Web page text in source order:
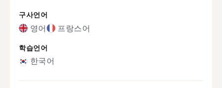
구사언어
영어 프랑스어
학습언어
한국어